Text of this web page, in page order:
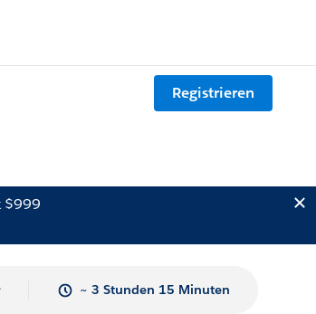
Registrieren
$999
~ 3 Stunden 15 Minuten